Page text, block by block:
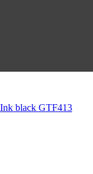
black GTF413